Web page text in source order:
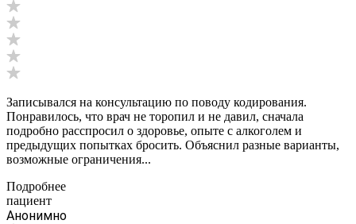
Записывался на консультацию по поводу кодирования.
Понравилось, что врач не торопил и не давил, сначала
подробно расспросил о здоровье, опыте с алкоголем и
предыдущих попытках бросить. Объяснил разные варианты,
возможные ограничения...
Подробнее
пациент
Анонимно